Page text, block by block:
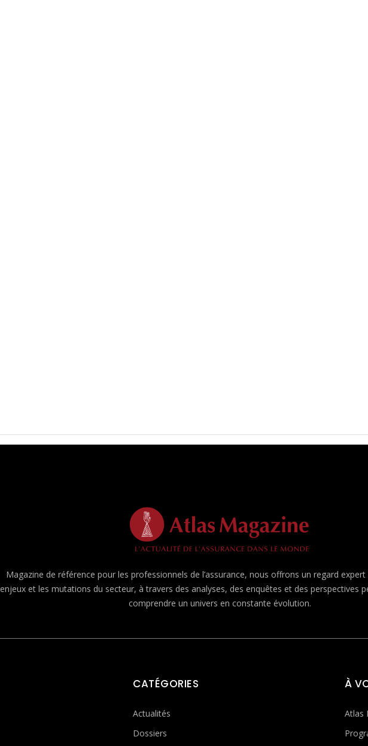
Magazine de référence pour les professionnels de l’assurance, nous offrons un regard expert
enjeux et les mutations du secteur, à travers des analyses, des enquêtes et des perspectives
comprendre un univers en constante évolution.
CATÉGORIES
Actualités
Dossiers
À
Atlas